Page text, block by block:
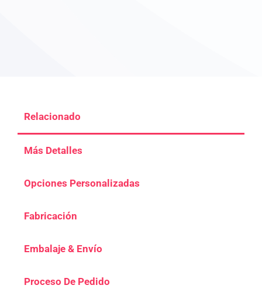
Relacionado
Más Detalles
Opciones Personalizadas
Fabricación
Embalaje & Envío
Proceso De Pedido